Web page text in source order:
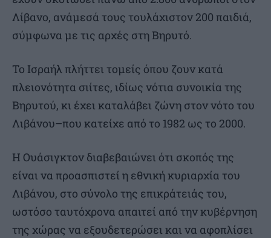
Λίβανο, ανάμεσά τους τουλάχιστον 200 παιδιά,
σύμφωνα με τις αρχές στη Βηρυτό.
Το Ισραήλ πλήττει τομείς όπου ζουν κατά
πλειονότητα σιίτες, ιδίως νότια συνοικία της
Βηρυτού, κι έχει καταλάβει ζώνη στον νότο του
Λιβάνου–που κατείχε από το 1982 ως το 2000.
Η Ουάσιγκτον διαβεβαιώνει ότι σκοπός της
είναι να προασπιστεί η εθνική κυριαρχία του
Λιβάνου, στο σύνολο της επικράτειάς του,
ωστόσο ταυτόχρονα απαιτεί από την κυβέρνηση
της χώρας να εξουδετερώσει και να αφοπλίσει